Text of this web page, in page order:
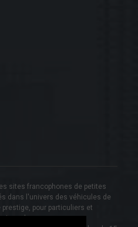
sites francophones de petites
dans l'univers des véhicules de
pour particuliers et